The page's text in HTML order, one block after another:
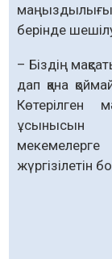
берінде
– Біздің
дап қана
Көтерілген
ұсынысын
жүргізілетін